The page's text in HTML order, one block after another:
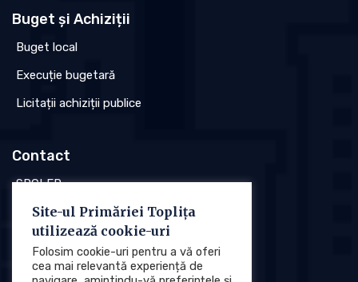
Buget și Achiziții
Buget local
Execuție bugetară
Licitații achiziții publice
Contact
SPCLEP
Stare civilă
Poliția locală
Site-ul Primăriei Toplița
utilizează cookie-uri
Folosim cookie-uri pentru a vă oferi
cea mai relevantă experiență de